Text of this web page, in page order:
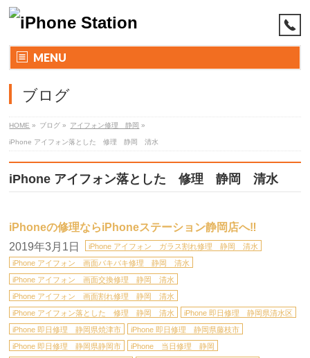
MENU
ブログ
HOME » ブログ » アイフォン修理 静岡 »
iPhone アイフォン落とした 修理 静岡 清水
iPhone アイフォン落とした 修理 静岡 清水
iPhoneの修理ならiPhoneステーション静岡店へ‼︎
2019年3月1日
iPhone アイフォン ガラス割れ修理 静岡 清水
iPhone アイフォン 画面バキバキ修理 静岡 清水
iPhone アイフォン 画面交換修理 静岡 清水
iPhone アイフォン 画面割れ修理 静岡 清水
iPhone アイフォン落とした 修理 静岡 清水
iPhone 即日修理 静岡県清水区
iPhone 即日修理 静岡県焼津市
iPhone 即日修理 静岡県藤枝市
iPhone 即日修理 静岡県静岡市
iPhone 当日修理 静岡